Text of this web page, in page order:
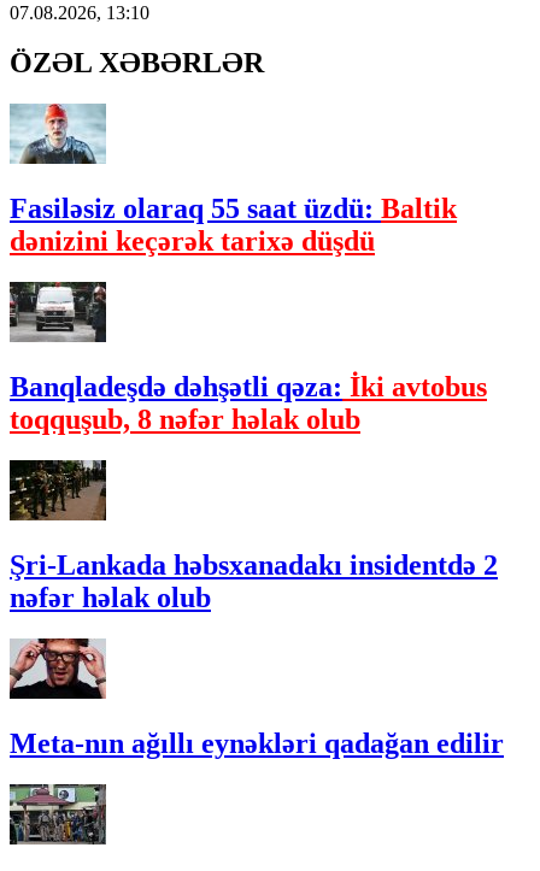
07.08.2026, 13:10
ÖZƏL XƏBƏRLƏR
Fasiləsiz olaraq 55 saat üzdü: Baltik
dənizini keçərək tarixə düşdü
Banqladeşdə dəhşətli qəza: İki avtobus
toqquşub, 8 nəfər həlak olub
Şri-Lankada həbsxanadakı insidentdə 2
nəfər həlak olub
Meta-nın ağıllı eynəkləri qadağan edilir